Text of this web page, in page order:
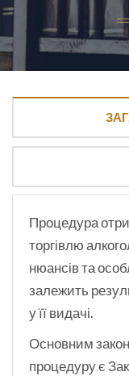
Процедура
торгівлю
нюансів та
залежить
у її видачі.
Основним
процедуру є